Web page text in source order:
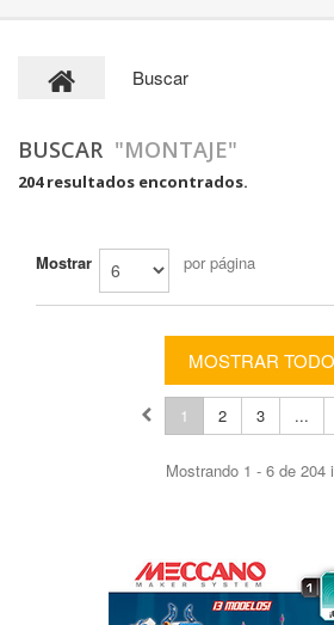
Buscar
BUSCAR "MONTAJE"
204 resultados encontrados.
Mostrar por página
MOSTRAR
1 2 3 ...
Mostrando 1 - 6 de 204